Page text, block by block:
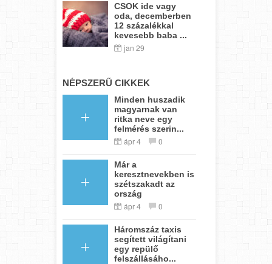
CSOK ide vagy
oda, decemberben
12 százalékkal
kevesebb baba ...
jan 29
NÉPSZERŰ CIKKEK
Minden huszadik
magyarnak van
ritka neve egy
felmérés szerin...
ápr 4 0
Már a
keresztnevekben is
szétszakadt az
ország
ápr 4 0
Háromszáz taxis
segített világítani
egy repülő
felszállásáho...